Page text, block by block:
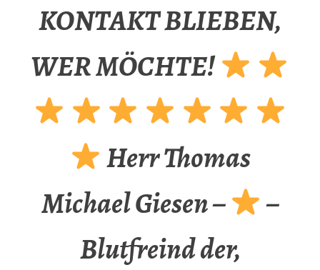
KONTAKT BLIEBEN,
WER MÖCHTE!
Herr Thomas
Michael Giesen –
–
Blutfreind der,